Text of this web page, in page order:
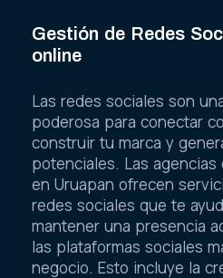
Gestión de Redes
online
Las redes sociales son
poderosa para conectar
construir tu marca y
potenciales. Las
en Uruapan ofrecen
redes sociales que te
mantener una presencia
las plataformas sociales
negocio. Esto incluye la